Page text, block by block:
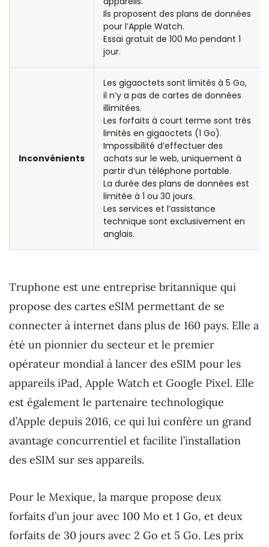
Ils proposent des plans de données
pour l’Apple Watch.
Essai gratuit de 100 Mo pendant 1
jour.
Inconvénients
Les gigaoctets sont limités à 5 Go,
il n’y a pas de cartes de données
illimitées.
Les forfaits à court terme sont très
limités en gigaoctets (1 Go).
Impossibilité d’effectuer des
achats sur le web, uniquement à
partir d’un téléphone portable.
La durée des plans de données est
limitée à 1 ou 30 jours.
Les services et l’assistance
technique sont exclusivement en
anglais.
Truphone est une entreprise britannique qui
propose des cartes eSIM permettant de se
connecter à internet dans plus de 160 pays. Elle a
été un pionnier du secteur et le premier
opérateur mondial à lancer des eSIM pour les
appareils iPad, Apple Watch et Google Pixel. Elle
est également le partenaire technologique
d’Apple depuis 2016, ce qui lui confère un grand
avantage concurrentiel et facilite l’installation
des eSIM sur ses appareils.
Pour le Mexique, la marque propose deux
forfaits d’un jour avec 100 Mo et 1 Go, et deux
forfaits de 30 jours avec 2 Go et 5 Go. Les prix